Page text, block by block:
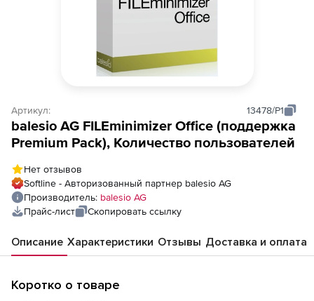
Артикул: 13478/P1
balesio AG FILEminimizer Office (поддержка
Premium Pack), Количество пользователей
Нет отзывов
Softline - Авторизованный партнер balesio AG
Производитель: balesio AG
Прайс-лист
Скопировать ссылку
Описание Характеристики Отзывы Доставка и оплата
Коротко о товаре